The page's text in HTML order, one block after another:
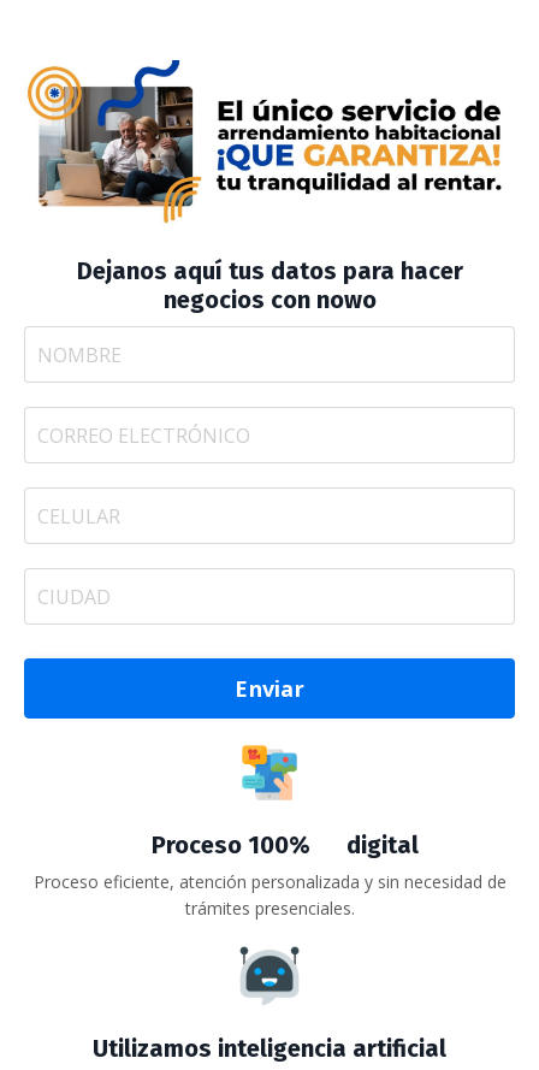
Dejanos aquí tus datos para hacer
negocios con nowo
Enviar
Proceso 100% digital
Proceso eficiente, atención personalizada y sin necesidad de
trámites presenciales.
Utilizamos inteligencia artificial